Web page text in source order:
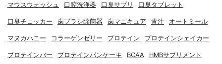
マウスウォッシュ 口腔洗浄器 口臭サプリ 口臭タブレット
口臭チェッカー 歯ブラシ除菌器 歯マニキュア 青汁 オートミール
マヌカハニー コラーゲンゼリー プロテイン プロテインシェイカー
プロテインバー プロテインパンケーキ BCAA HMBサプリメント